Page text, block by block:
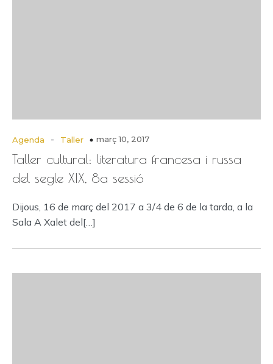
Agenda - Taller març 10, 2017
Taller cultural: literatura francesa i russa
del segle XIX, 8a sessió
Dijous, 16 de març del 2017 a 3/4 de 6 de la tarda, a la
Sala A Xalet del[…]